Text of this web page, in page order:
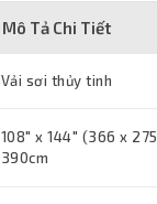
Mô Tả Chi Tiết
Vải sơi thủy tinh
108" x 144" (366 x
390cm